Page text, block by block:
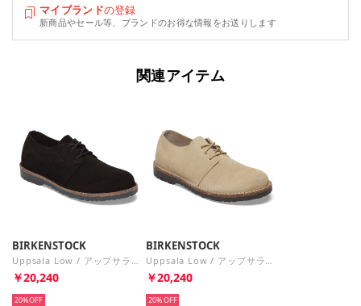
マイブランドの登録
新商品やセール等、ブランドのお得な情報をお送りします
関連アイテム
BIRKENSTOCK
Uppsala Low / アップサラ ロー スエードレザー 【ナロー幅】 UNISEX （ブラック）
￥20,240
20%
BIRKENSTOCK
Uppsala Low / アップサラ ロー スエードレザー 【レギュラー幅】 UNISEX （フェイディッド カーキ）
￥20,240
20%